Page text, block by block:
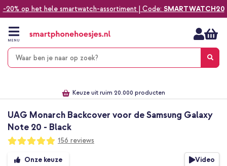
-20% op het hele smartwatch-assortiment | Code: SMARTWATCH20
naar
inhoud
MENU
Keuze uit ruim 20.000 producten
UAG Monarch Backcover voor de Samsung Galaxy
Note 20 - Black
Waardering:
98
100
156 reviews
Onze keuze Video